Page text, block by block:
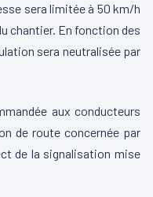
sera limitée à 50 km/h
chantier. En fonction des
sera neutralisée par
aux conducteurs
de route concernée par
de la signalisation mise